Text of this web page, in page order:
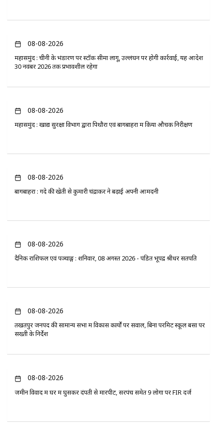
08-08-2026
महासमुंद : चीनी के भंडारण पर स्टॉक सीमा लागू, उल्लंघन पर होगी कार्रवाई, यह आदेश
30 नवंबर 2026 तक प्रभावशील रहेगा
08-08-2026
महासमुंद : खाद्य सुरक्षा विभाग द्वारा पिथौरा एवं बागबाहरा में किया औचक निरीक्षण
08-08-2026
बागबाहरा : गेंदे की खेती से कुमारी चंद्राकर ने बढ़ाई अपनी आमदनी
08-08-2026
दैनिक राशिफल एवं पञ्चाङ्ग : शनिवार, 08 अगस्त 2026 - पंडित भूपेंद्र श्रीधर सतपति
08-08-2026
तखतपुर जनपद की सामान्य सभा में विकास कार्यों पर सवाल, बिना परमिट स्कूल बसों पर
सख्ती के निर्देश
08-08-2026
जमीन विवाद में घर में घुसकर दंपती से मारपीट, सरपंच समेत 9 लोगों पर FIR दर्ज